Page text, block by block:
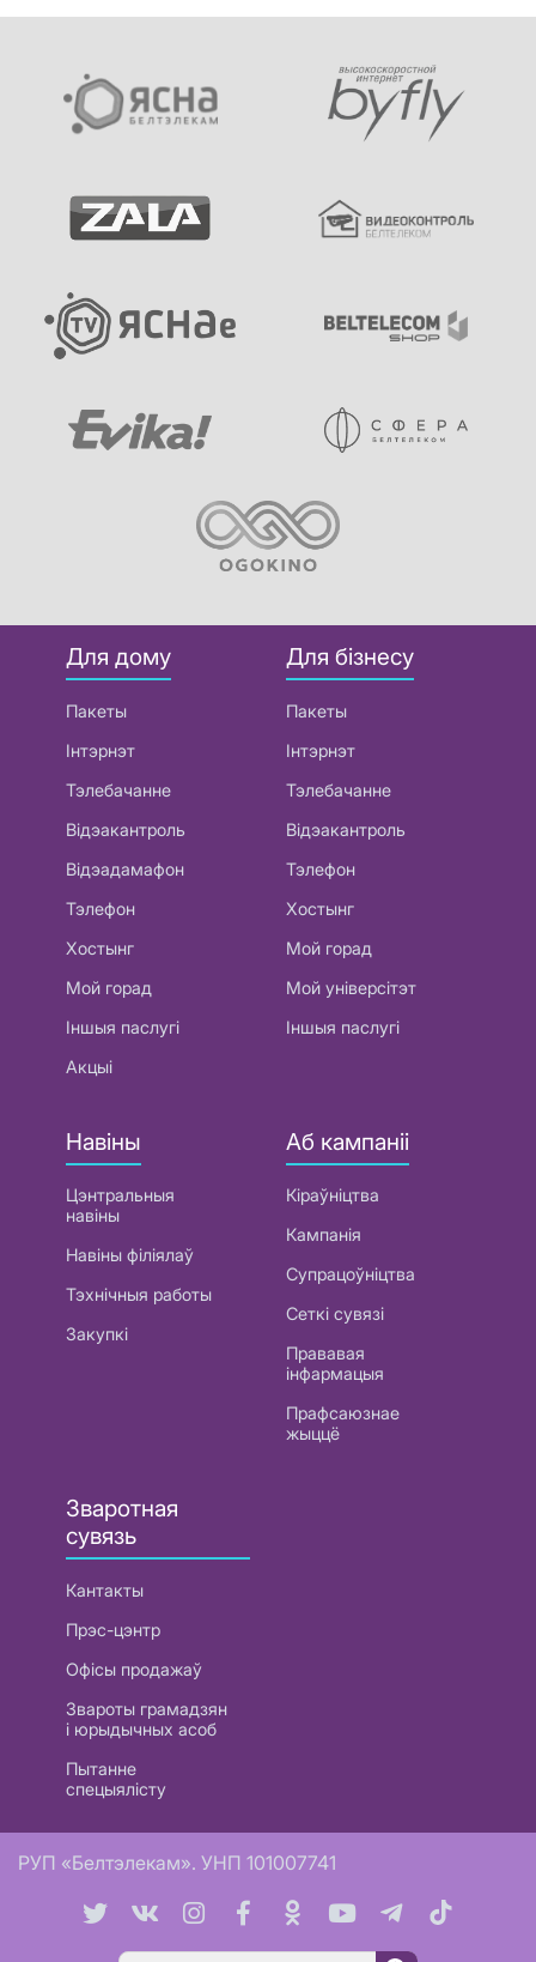
Для дому
Пакеты
Інтэрнэт
Тэлебачанне
Відэакантроль
Відэадамафон
Тэлефон
Хостынг
Мой горад
Іншыя паслугі
Акцыі
Для бізнесу
Пакеты
Інтэрнэт
Тэлебачанне
Відэакантроль
Тэлефон
Хостынг
Мой горад
Мой універсітэт
Іншыя паслугі
Навіны
Цэнтральныя
навіны
Навіны філіялаў
Тэхнічныя работы
Закупкі
Аб кампаніі
Кіраўніцтва
Кампанія
Супрацоўніцтва
Сеткі сувязі
Прававая
інфармацыя
Прафсаюзнае
жыццё
Зваротная
сувязь
Кантакты
Прэс-цэнтр
Офісы продажаў
Звароты грамадзян
і юрыдычных асоб
Пытанне
спецыялісту
РУП «Белтэлекам». УНП 101007741